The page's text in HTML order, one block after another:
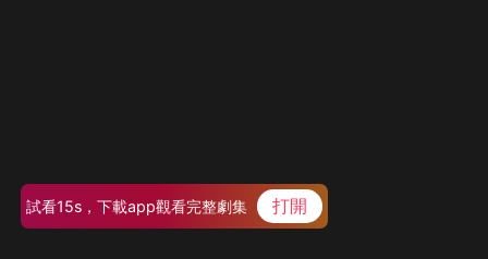
試看15s，下載app觀看完整劇集 打開